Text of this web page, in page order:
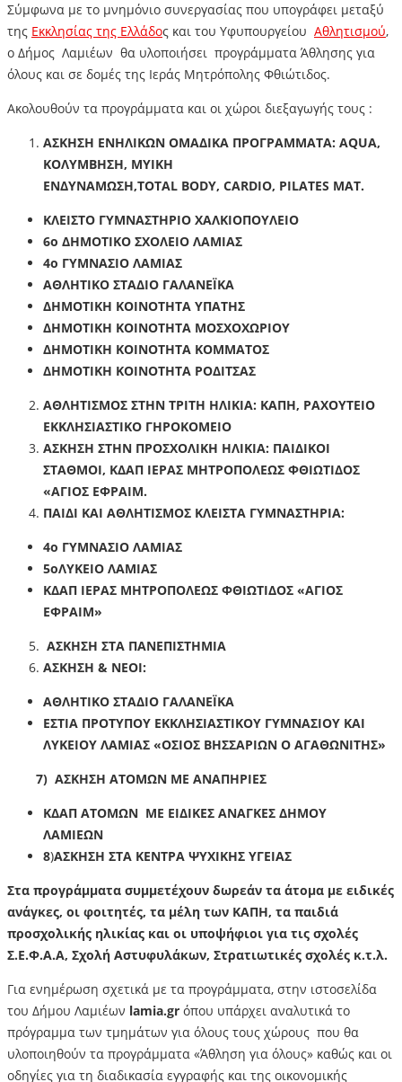
Σύμφωνα με το μνημόνιο συνεργασίας που υπογράφει μεταξύ
της Εκκλησίας της Ελλάδος και του Υφυπουργείου Αθλητισμού,
ο Δήμος Λαμιέων θα υλοποιήσει προγράμματα Άθλησης για
όλους και σε δομές της Ιεράς Μητρόπολης Φθιώτιδος.
Ακολουθούν τα προγράμματα και οι χώροι διεξαγωγής τους :
ΑΣΚΗΣΗ ΕΝΗΛΙΚΩΝ ΟΜΑΔΙΚΑ ΠΡΟΓΡΑΜΜΑΤΑ: AQUA,
ΚΟΛΥΜΒΗΣΗ, ΜΥΙΚΗ
ΕΝΔΥΝΑΜΩΣΗ,TOTAL BODY, CARDIO, PILATES MAT.
ΚΛΕΙΣΤΟ ΓΥΜΝΑΣΤΗΡΙΟ ΧΑΛΚΙΟΠΟΥΛΕΙΟ
6ο ΔΗΜΟΤΙΚΟ ΣΧΟΛΕΙΟ ΛΑΜΙΑΣ
4ο ΓΥΜΝΑΣΙΟ ΛΑΜΙΑΣ
ΑΘΛΗΤΙΚΟ ΣΤΑΔΙΟ ΓΑΛΑΝΕΪΚΑ
ΔΗΜΟΤΙΚΗ ΚΟΙΝΟΤΗΤΑ ΥΠΑΤΗΣ
ΔΗΜΟΤΙΚΗ ΚΟΙΝΟΤΗΤΑ ΜΟΣΧΟΧΩΡΙΟΥ
ΔΗΜΟΤΙΚΗ ΚΟΙΝΟΤΗΤΑ ΚΟΜΜΑΤΟΣ
ΔΗΜΟΤΙΚΗ ΚΟΙΝΟΤΗΤΑ ΡΟΔΙΤΣΑΣ
ΑΘΛΗΤΙΣΜΟΣ ΣΤΗΝ ΤΡΙΤΗ ΗΛΙΚΙΑ: ΚΑΠΗ, ΡΑΧΟΥΤΕΙΟ
ΕΚΚΛΗΣΙΑΣΤΙΚΟ ΓΗΡΟΚΟΜΕΙΟ
ΑΣΚΗΣΗ ΣΤΗΝ ΠΡΟΣΧΟΛΙΚΗ ΗΛΙΚΙΑ: ΠΑΙΔΙΚΟΙ
ΣΤΑΘΜΟΙ, ΚΔΑΠ ΙΕΡΑΣ ΜΗΤΡΟΠΟΛΕΩΣ ΦΘΙΩΤΙΔΟΣ
«ΑΓΙΟΣ ΕΦΡΑΙΜ.
ΠΑΙΔΙ ΚΑΙ ΑΘΛΗΤΙΣΜΟΣ ΚΛΕΙΣΤΑ ΓΥΜΝΑΣΤΗΡΙΑ:
4ο ΓΥΜΝΑΣΙΟ ΛΑΜΙΑΣ
5οΛΥΚΕΙΟ ΛΑΜΙΑΣ
ΚΔΑΠ ΙΕΡΑΣ ΜΗΤΡΟΠΟΛΕΩΣ ΦΘΙΩΤΙΔΟΣ «ΑΓΙΟΣ
ΕΦΡΑΙΜ»
ΑΣΚΗΣΗ ΣΤΑ ΠΑΝΕΠΙΣΤΗΜΙΑ
ΑΣΚΗΣΗ & ΝΕΟΙ:
ΑΘΛΗΤΙΚΟ ΣΤΑΔΙΟ ΓΑΛΑΝΕΪΚΑ
ΕΣΤΙΑ ΠΡΟΤΥΠΟΥ ΕΚΚΛΗΣΙΑΣΤΙΚΟΥ ΓΥΜΝΑΣΙΟΥ ΚΑΙ
ΛΥΚΕΙΟΥ ΛΑΜΙΑΣ «ΟΣΙΟΣ ΒΗΣΣΑΡΙΩΝ Ο ΑΓΑΘΩΝΙΤΗΣ»
7) ΑΣΚΗΣΗ ΑΤΟΜΩΝ ΜΕ ΑΝΑΠΗΡΙΕΣ
ΚΔΑΠ ΑΤΟΜΩΝ ΜΕ ΕΙΔΙΚΕΣ ΑΝΑΓΚΕΣ ΔΗΜΟΥ
ΛΑΜΙΕΩΝ
8)ΑΣΚΗΣΗ ΣΤΑ ΚΕΝΤΡΑ ΨΥΧΙΚΗΣ ΥΓΕΙΑΣ
Στα προγράμματα συμμετέχουν δωρεάν τα άτομα με ειδικές
ανάγκες, οι φοιτητές, τα μέλη των ΚΑΠΗ, τα παιδιά
προσχολικής ηλικίας και οι υποψήφιοι για τις σχολές
Σ.Ε.Φ.Α.Α, Σχολή Αστυφυλάκων, Στρατιωτικές σχολές κ.τ.λ.
Για ενημέρωση σχετικά με τα προγράμματα, στην ιστοσελίδα
του Δήμου Λαμιέων lamia.gr όπου υπάρχει αναλυτικά το
πρόγραμμα των τμημάτων για όλους τους χώρους που θα
υλοποιηθούν τα προγράμματα «Άθληση για όλους» καθώς και οι
οδηγίες για τη διαδικασία εγγραφής και της οικονομικής